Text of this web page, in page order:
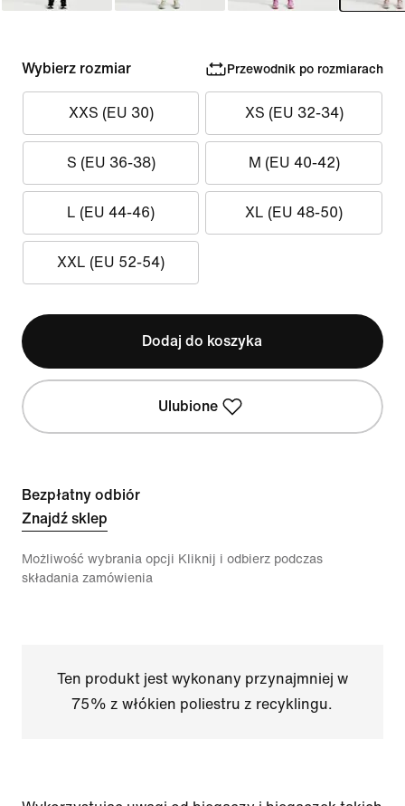
Wybierz rozmiar Przewodnik po rozmiarach
XXS (EU 30) XS (EU 32-34)
S (EU 36-38) M (EU 40-42)
L (EU 44-46) XL (EU 48-50)
XXL (EU 52-54)
Dodaj do koszyka
Ulubione
Bezpłatny odbiór
Znajdź sklep
Możliwość wybrania opcji Kliknij i odbierz podczas
składania zamówienia
Ten produkt jest wykonany przynajmniej w
75% z włókien poliestru z recyklingu.